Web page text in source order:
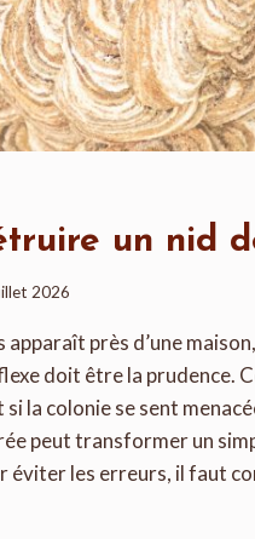
un nid
2026
près d’une maison,
doit être la prudence.
la colonie se sent
peut transformer un
éviter les erreurs, il faut